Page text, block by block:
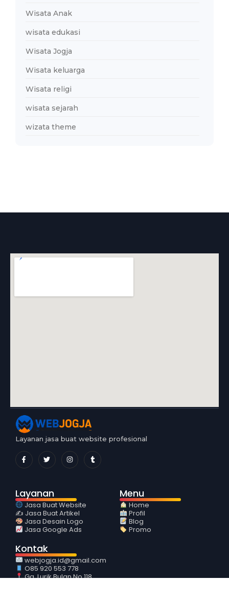
Wisata Anak
wisata edukasi
Wisata Jogja
Wisata keluarga
Wisata religi
wisata sejarah
wizata theme
Layanan jasa buat website profesional
Layanan
Jasa Buat Website
✍️ Jasa Buat Artikel
Jasa Desain Logo
Jasa Google Ads
Menu
Home
Profil
Blog
Promo
Kontak
webjogja.id@gmail.com
O85 920 553 778
Gg. Lurik Bulan No 118